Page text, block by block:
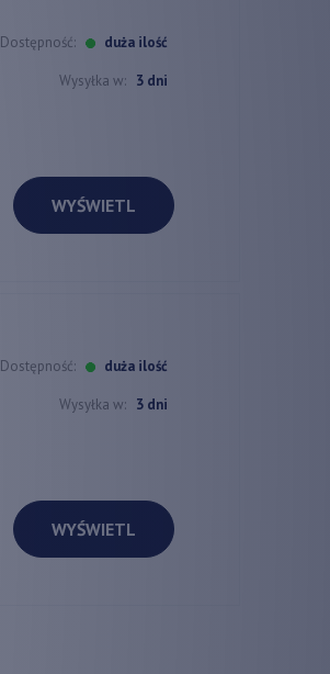
Dostępność: duża ilość
Wysyłka w: 3 dni
WYŚWIETL
Dostępność: duża ilość
Wysyłka w: 3 dni
WYŚWIETL